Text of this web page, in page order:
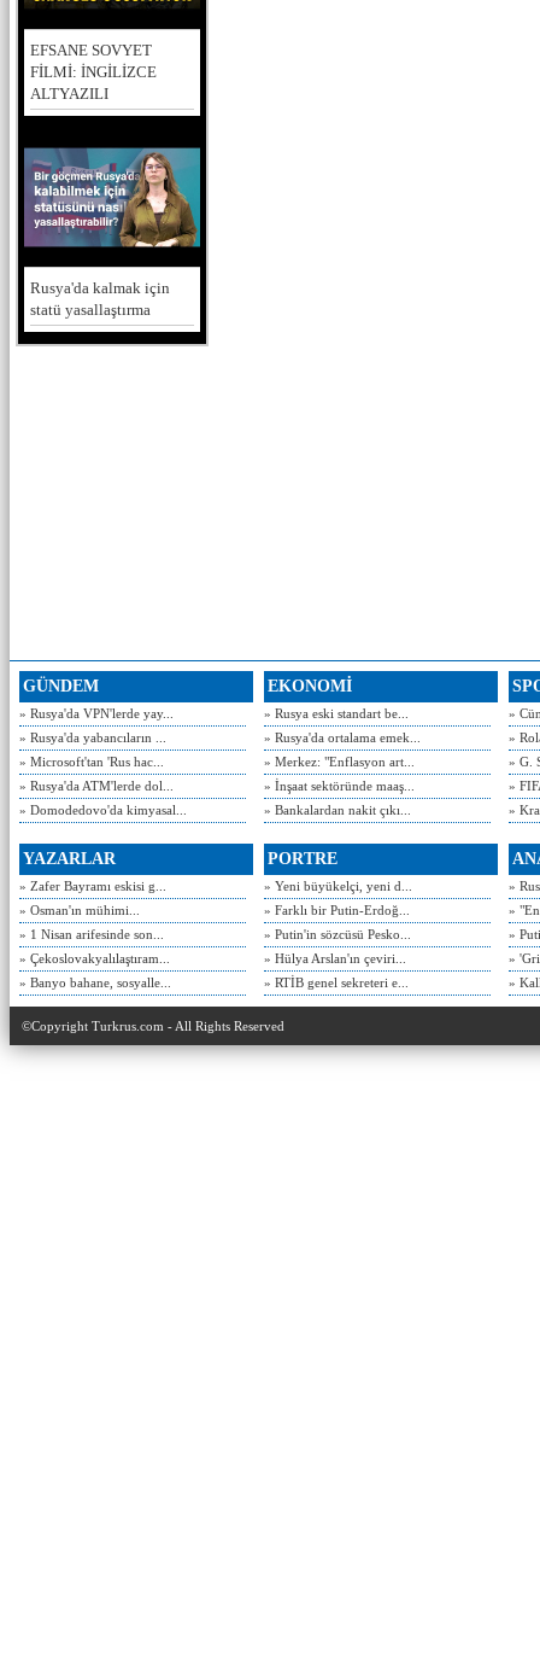
EFSANE SOVYET
FİLMİ: İNGİLİZCE
ALTYAZILI
Rusya'da kalmak için
statü yasallaştırma
GÜNDEM
» Rusya'da VPN'lerde yay...
» Rusya'da yabancıların ...
» Microsoft'tan 'Rus hac...
» Rusya'da ATM'lerde dol...
» Domodedovo'da kimyasal...
EKONOMİ
» Rusya eski standart be...
» Rusya'da ortalama emek...
» Merkez: "Enflasyon art...
» İnşaat sektöründe maaş...
» Bankalardan nakit çıkı...
»
»
» G.
»
»
YAZARLAR
» Zafer Bayramı eskisi g...
» Osman'ın mühimi...
» 1 Nisan arifesinde son...
» Çekoslovakyalılaştıram...
» Banyo bahane, sosyalle...
PORTRE
» Yeni büyükelçi, yeni d...
» Farklı bir Putin-Erdoğ...
» Putin'in sözcüsü Pesko...
» Hülya Arslan'ın çeviri...
» RTİB genel sekreteri e...
»
»
»
»
»
©Copyright Turkrus.com - All Rights Reserved